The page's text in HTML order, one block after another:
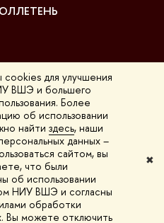
для улучшения
ВШЭ и большего
Более
об использовании
найти здесь, наши
данных –
сайтом, вы
что были
об использовании
НИУ ВШЭ и согласны
обработки
Вы можете отключить
✖